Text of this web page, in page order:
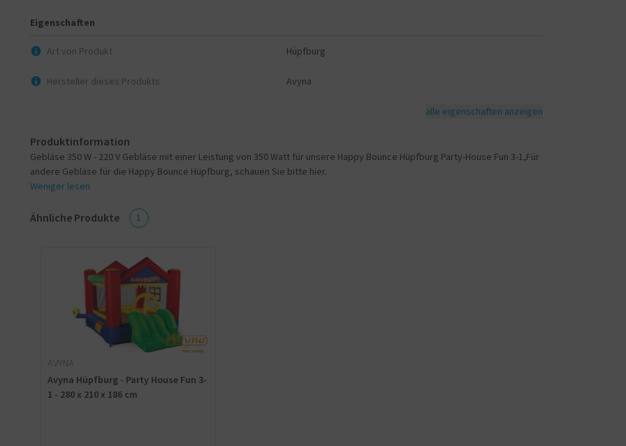
Eigenschaften
Art von Produkt Hüpfburg
Hersteller dieses Produkts Avyna
alle eigenschaften anzeigen
Produktinformation
Gebläse 350 W - 220 V Gebläse mit einer Leistung von 350 Watt für unsere Happy Bounce Hüpfburg Party-House Fun 3-1,Für
andere Gebläse für die Happy Bounce Hüpfburg, schauen Sie bitte hier.
Weniger lesen
Ähnliche Produkte 1
AVYNA
Avyna Hüpfburg - Party House Fun 3-
1 - 280 x 210 x 186 cm